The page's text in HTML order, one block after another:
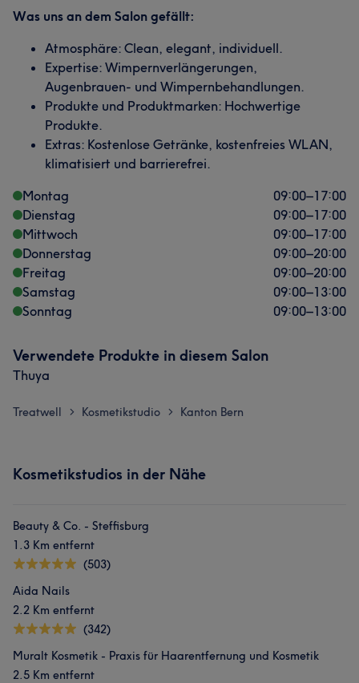
Was uns an dem Salon gefällt:
Atmosphäre: Clean, elegant, individuell.
Expertise: Wimpernverlängerungen,
Augenbrauen- und Wimpernbehandlungen.
Produkte und Produktmarken: Hochwertige
Produkte.
Extras: Kostenlose Getränke, kostenfreies WLAN,
klimatisiert und barrierefrei.
Montag
09:00–17:00
Dienstag
09:00–17:00
Mittwoch
09:00–17:00
Donnerstag
09:00–20:00
Freitag
09:00–20:00
Samstag
09:00–13:00
Sonntag
09:00–13:00
Verwendete Produkte in diesem Salon
Thuya
Treatwell > Kosmetikstudio > Kanton Bern
Kosmetikstudios in der Nähe
Beauty & Co. - Steffisburg
1.3 Km entfernt
(503)
Aida Nails
2.2 Km entfernt
(342)
Muralt Kosmetik - Praxis für Haarentfernung und Kosmetik
2.5 Km entfernt